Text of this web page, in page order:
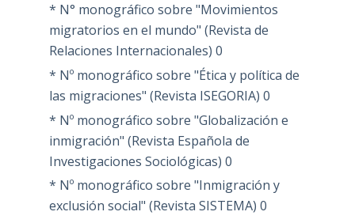
* N° monográfico sobre "Movimientos
migratorios en el mundo" (Revista de
Relaciones Internacionales) 0
* Nº monográfico sobre "Ética y política de
las migraciones" (Revista ISEGORIA) 0
* Nº monográfico sobre "Globalización e
inmigración" (Revista Española de
Investigaciones Sociológicas) 0
* Nº monográfico sobre "Inmigración y
exclusión social" (Revista SISTEMA) 0